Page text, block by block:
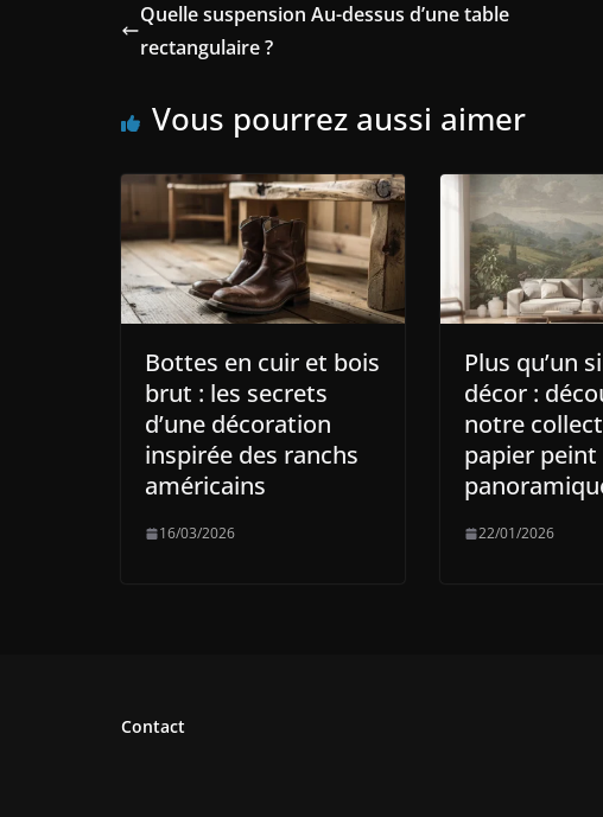
Quelle suspension Au-dessus d’une table
rectangulaire ?
Vous pourrez aussi aimer
Bottes en cuir et bois
brut : les secrets
d’une décoration
inspirée des ranchs
américains
16/03/2026
Plus qu’un
décor :
notre
papier peint
22/01/2026
Contact